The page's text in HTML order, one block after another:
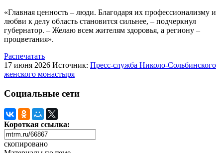
«Главная ценность – люди. Благодаря их профессионализму и
любви к делу область становится сильнее, – подчеркнул
губернатор. – Желаю всем жителям здоровья, а региону –
процветания».
Распечатать
17 июня 2026 Источник: Пресс-служба Николо-Сольбинского
женского монастыря
Социальные сети
Короткая ссылка:
скопировано